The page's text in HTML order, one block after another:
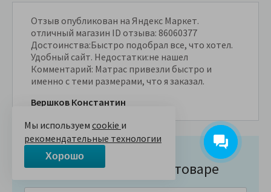
Отзыв опубликован на Яндекс Маркет.
отличный магазин ID отзыва: 86060377
Достоинства:Быстро подобрал все, что хотел.
Удобный сайт. Недостатки:не нашел
Комментарий: Матрас привезли быстро и
именно с теми размерами, что я заказал.
Вершков Константин
Напишите отзыв о товаре
Мы используем cookie и
рекомендательные технологии
Хорошо